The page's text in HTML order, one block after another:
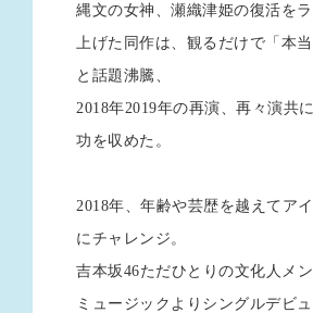
縄文の女神、瀬織津姫の復活を
上げた同作は、観るだけで「本
と話題沸騰、
2018年2019年の再演、再々演共
功を収めた。
2018年、年齢や芸歴を越えてア
にチャレンジ。
吉本坂46ただひとりの文化人メ
ミュージックよりシングルデビュ